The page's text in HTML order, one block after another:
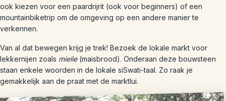
ook kiezen voor een paardrijrit (ook voor beginners) of een
mountainbiketrip om de omgeving op een andere manier te
verkennen.
Van al dat bewegen krijg je trek! Bezoek de lokale markt voor
lekkernijen zoals mielie(maisbrood). Onderaan deze bouwsteen
staan enkele woorden in de lokale siSwati-taal. Zo raak je
gemakkelijk aan de praat met de marktlui.